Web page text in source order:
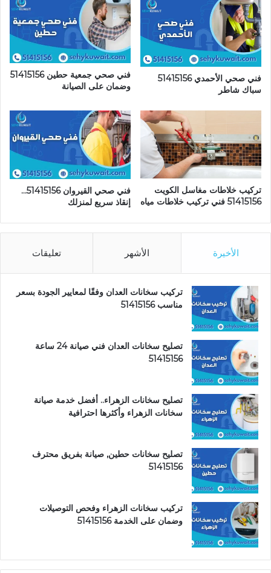
فني صحي الأحمدي 51415156
سباك شاطر
فني صحي جمعية حطين 51415156
وضمان على الصيانة
تركيب خلاطات مغاسل الكويت
51415156 فني تركيب خلاطات مياه
فني صحي القيروان 51415156…
إنقاذ سريع لمنزلك
الأخيرة الأشهر تعليقات
تركيب سخانات العدان وفقًا لمعايير الجودة بسعر
مناسب 51415156
تصليح سخانات العدان فني صيانة 24 ساعة
51415156
تصليح سخانات الزهراء.. أفضل خدمة صيانة
سخانات الزهراء وأكثرها احترافية
تصليح سخانات حطين, صيانة بفريق محترف
51415156
تركيب سخانات الزهراء وفحص التوصيلات
وضمان على الخدمة 51415156